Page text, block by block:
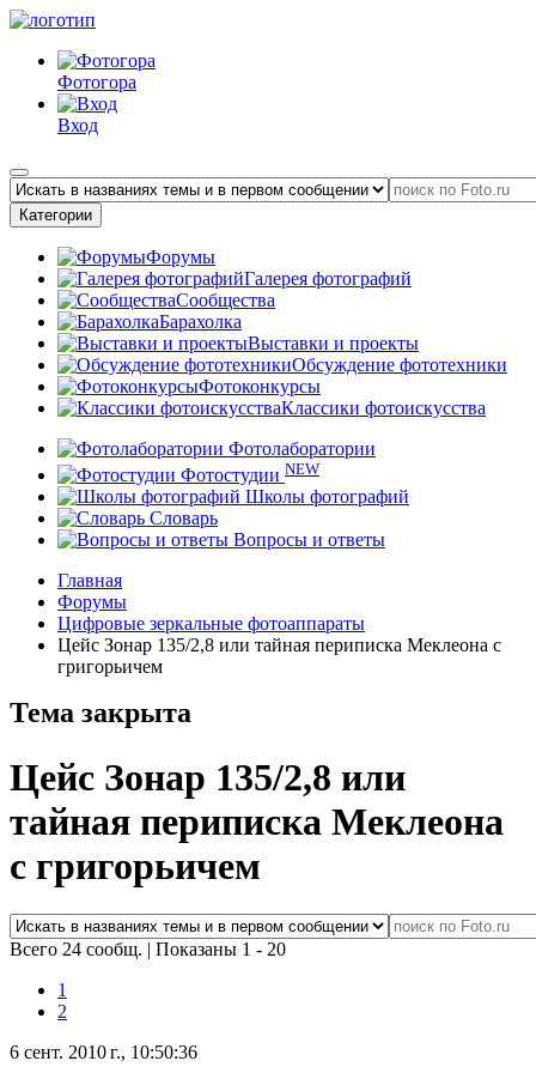
Фотогора
Вход
Категории
Форумы
Галерея фотографий
Сообщества
Барахолка
Выставки и проекты
Обсуждение фототехники
Фотоконкурсы
Классики фотоискусства
Фотолаборатории
Фотостудии NEW
Школы фотографий
Словарь
Вопросы и ответы
Главная
Форумы
Цифровые зеркальные фотоаппараты
Цейс Зонар 135/2,8 или тайная периписка Меклеона с
григорьичем
Тема закрыта
Цейс Зонар 135/2,8 или
тайная периписка Меклеона
с григорьичем
Всего 24 сообщ. | Показаны 1 - 20
1
2
6 сент. 2010 г., 10:50:36